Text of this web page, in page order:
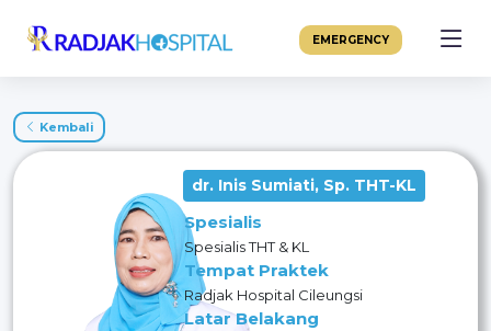
EMERGENCY
Kembali
dr. Inis Sumiati, Sp. THT-KL
Spesialis
Spesialis THT & KL
Tempat Praktek
Radjak Hospital Cileungsi
Latar Belakang